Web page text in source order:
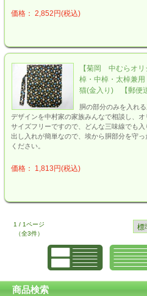
価格： 2,852円(税込)
【菊岡 中むらオ
棹・中棹・太棹兼
猫(金入り) 【郵便
胴の部分のみを入れ
デザインを中村家の家族みんなで相談し、オ
サイズフリーですので、どんな三味線でも入
出し入れが簡単なので、埃から胴部分を守
ください。
価格： 1,813円(税込)
1 / 1ページ
（全3件）
商品検索